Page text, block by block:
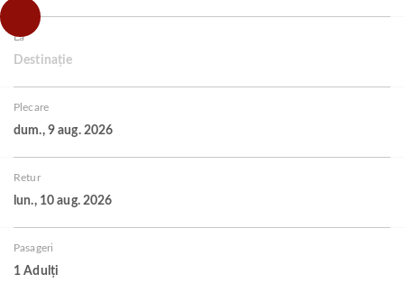
La
Destinație
Plecare
dum., 9 aug. 2026
Retur
lun., 10 aug. 2026
Pasageri
1 Adulți